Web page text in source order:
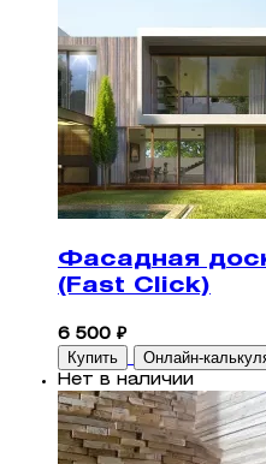
Фасадная
(Fast Click)
6 500 ₽
Купить Онлайн-
Нет в наличии